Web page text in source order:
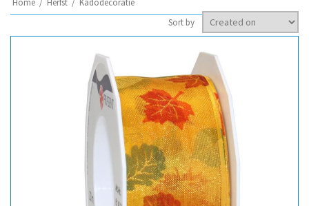
Sort by